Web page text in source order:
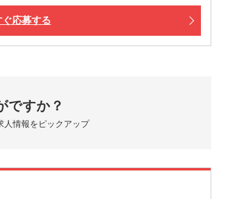
ぐ応募する
ですか？
人情報をピックアップ